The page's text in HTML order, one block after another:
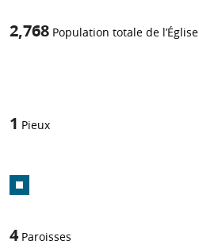
2,768 Population totale de l’Église
1 Pieux
4 Paroisses